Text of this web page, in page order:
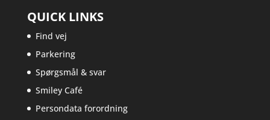
QUICK LINKS
Find vej
Parkering
Spørgsmål & svar
Smiley Café
Persondata forordning